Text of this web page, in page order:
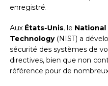
enregistré.
Aux États-Unis, le
Technology(NIST) a
sécurité des systèmes de
directives, bien que non
référence pour de